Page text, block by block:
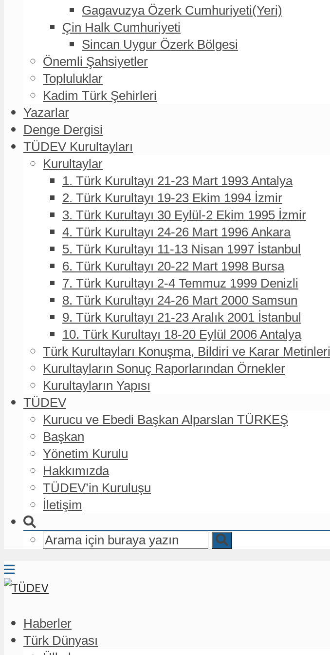
Gagavuzya Özerk Cumhuriyeti(Yeri)
Çin Halk Cumhuriyeti
Sincan Uygur Özerk Bölgesi
Önemli Şahsiyetler
Topluluklar
Kadim Türk Şehirleri
Yazarlar
Denge Dergisi
TÜDEV Kurultayları
Kurultaylar
1. Türk Kurultayı 21-23 Mart 1993 Antalya
2. Türk Kurultayı 19-23 Ekim 1994 İzmir
3. Türk Kurultayı 30 Eylül-2 Ekim 1995 İzmir
4. Türk Kurultayı 24-26 Mart 1996 Ankara
5. Türk Kurultayı 11-13 Nisan 1997 İstanbul
6. Türk Kurultayı 20-22 Mart 1998 Bursa
7. Türk Kurultayı 2-4 Temmuz 1999 Denizli
8. Türk Kurultayı 24-26 Mart 2000 Samsun
9. Türk Kurultayı 21-23 Aralık 2001 İstanbul
10. Türk Kurultayı 18-20 Eylül 2006 Antalya
Türk Kurultayları Konuşma, Bildiri ve Karar Metinleri
Kurultayların Sonuç Raporlarından Örnekler
Kurultayların Yapısı
TÜDEV
Kurucu ve Ebedi Başkan Alparslan TÜRKEŞ
Başkan
Yönetim Kurulu
Hakkımızda
TÜDEV’in Kuruluşu
İletişim
Haberler
Türk Dünyası